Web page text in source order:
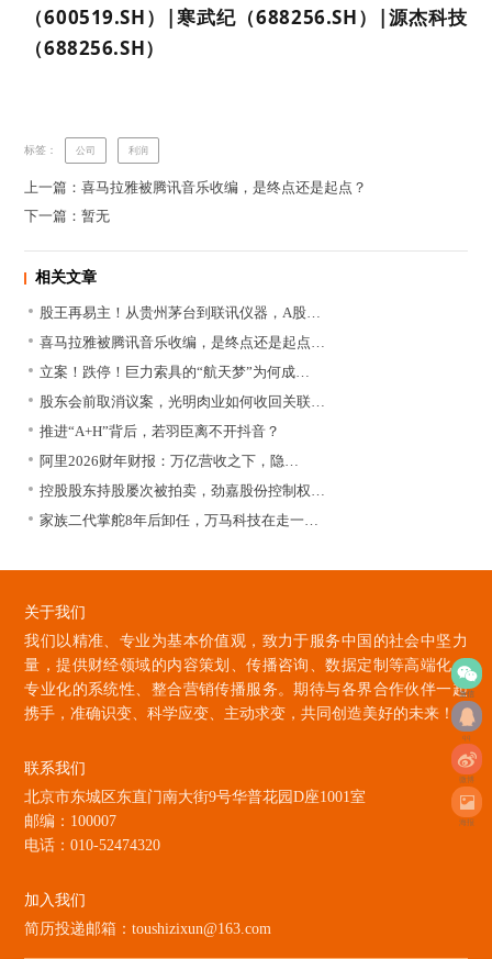
微信
qq
微博
海报
（600519.SH）|寒武纪（688256.SH）|源杰科技
（688256.SH）
标签： 公司 利润
上一篇：喜马拉雅被腾讯音乐收编，是终点还是起点？
下一篇：暂无
相关文章
股王再易主！从贵州茅台到联讯仪器，A股…
喜马拉雅被腾讯音乐收编，是终点还是起点…
立案！跌停！巨力索具的“航天梦”为何成…
股东会前取消议案，光明肉业如何收回关联…
推进“A+H”背后，若羽臣离不开抖音？
阿里2026财年财报：万亿营收之下，隐…
控股股东持股屡次被拍卖，劲嘉股份控制权…
家族二代掌舵8年后卸任，万马科技在走一…
关于我们
我们以精准、专业为基本价值观，致力于服务中国的社会中坚力
量，提供财经领域的内容策划、传播咨询、数据定制等高端化、
专业化的系统性、整合营销传播服务。期待与各界合作伙伴一起
携手，准确识变、科学应变、主动求变，共同创造美好的未来！
联系我们
北京市东城区东直门南大街9号华普花园D座1001室
邮编：100007
电话：010-52474320
加入我们
简历投递邮箱：toushizixun@163.com